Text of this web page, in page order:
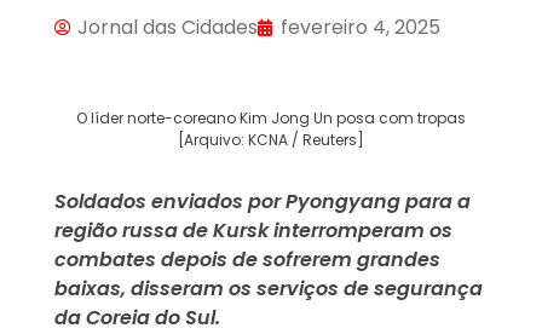
Jornal das Cidades fevereiro 4, 2025
O líder norte-coreano Kim Jong Un posa com tropas
[Arquivo: KCNA / Reuters]
Soldados enviados por Pyongyang para a
região russa de Kursk interromperam os
combates depois de sofrerem grandes
baixas, disseram os serviços de segurança
da Coreia do Sul.